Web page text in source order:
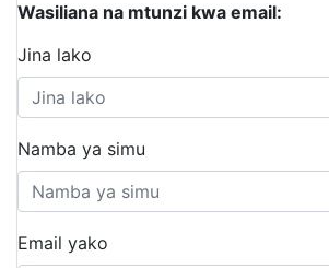
Wasiliana na mtunzi kwa email:
Jina lako
Namba ya simu
Email yako